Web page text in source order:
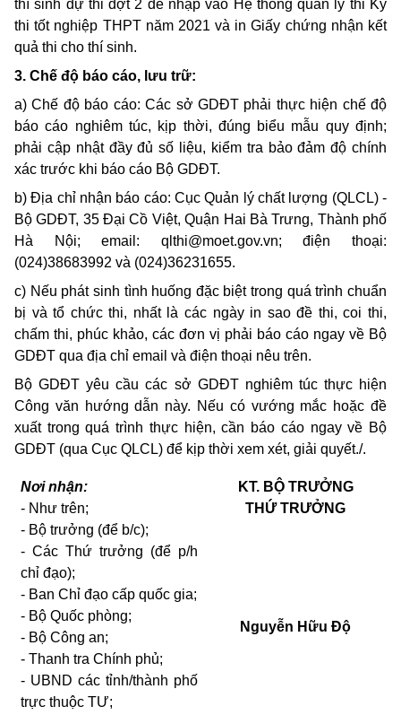
thí sinh dự thi đợt 2 để nhập vào Hệ thống quản lý thi Kỳ
thi tốt nghiệp THPT năm 2021 và in Giấy chứng nhận kết
quả thi cho thí sinh.
3. Chế độ báo cáo, lưu trữ:
a) Chế độ báo cáo: Các sở GDĐT phải thực hiện chế độ
báo cáo nghiêm túc, kịp thời, đúng biểu mẫu quy định;
phải cập nhật đầy đủ số liệu, kiểm tra bảo đảm độ chính
xác trước khi báo cáo Bộ GDĐT.
b) Địa chỉ nhận báo cáo: Cục Quản lý chất lượng (QLCL) -
Bộ GDĐT, 35 Đại Cồ Việt, Quận Hai Bà Trưng, Thành phố
Hà Nội;email: qlthi@moet.gov.vn; điện thoại:
(024)38683992 và (024)36231655.
c) Nếu phát sinh tình huống đặc biệt trong quá trình chuẩn
bị và tổ chức thi, nhất là các ngày in sao đề thi, coi thi,
chấm thi, phúc khảo, các đơn vị phải báo cáo ngay về Bộ
GDĐT qua địa chỉ email và điện thoại nêu trên.
Bộ GDĐT yêu cầu các sở GDĐT nghiêm túc thực hiện
Công văn hướng dẫn này. Nếu có vướng mắc hoặc đề
xuất trong quá trình thực hiện, cần báo cáo ngay về Bộ
GDĐT (qua Cục QLCL) để kịp thời xem xét, giải quyết./.
Nơi nhận:
- Như trên;
- Bộ trưởng (để b/c);
- Các Thứ trưởng (để p/h
chỉ đạo);
- Ban Chỉ đạo cấp quốc gia;
- Bộ Quốc phòng;
- Bộ Công an;
- Thanh tra Chính phủ;
- UBND các tỉnh/thành phố
trực thuộc TƯ;
KT. BỘ TRƯỞNG
THỨ TRƯỞNG
Nguyễn Hữu Độ